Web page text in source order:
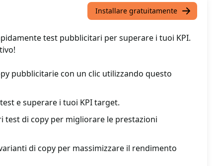
Installare gratuitamente
test pubblicitari per superare i tuoi KPI.
pubblicitarie con un clic utilizzando questo
e superare i tuoi KPI target.
test di copy per migliorare le prestazioni
di copy per massimizzare il rendimento